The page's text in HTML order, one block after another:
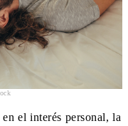
el interés personal, la